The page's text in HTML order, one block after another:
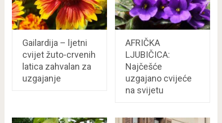
Gailardija – ljetni
cvijet žuto-crvenih
latica zahvalan za
uzgajanje
AFRIČKA
LJUBIČICA:
Najčešće
uzgajano cvijeće
na svijetu